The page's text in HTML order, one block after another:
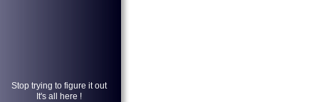
Stop trying to figure it out
It's all here !